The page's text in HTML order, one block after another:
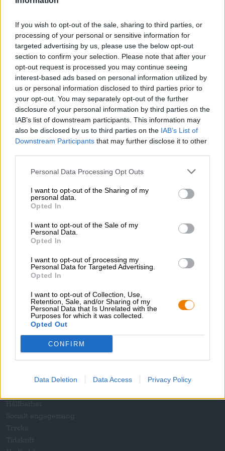
If you wish to opt-out of the sale, sharing to third parties, or
processing of your personal or sensitive information for
targeted advertising by us, please use the below opt-out
section to confirm your selection. Please note that after your
opt-out request is processed you may continue seeing
interest-based ads based on personal information utilized by
us or personal information disclosed to third parties prior to
your opt-out. You may separately opt-out of the further
disclosure of your personal information by third parties on the
IAB’s list of downstream participants. This information may
also be disclosed by us to third parties on the IAB’s List of
Downstream Participants that may further disclose it to other
Personal Data Processing Opt Outs
I want to opt-out of the Sharing of my
personal data.
Opted In
I want to opt-out of the Sale of my
Personal Data.
Opted In
I want to opt-out of processing my
Personal Data for Targeted Advertising.
Opted In
I want to opt-out of Collection, Use,
Retention, Sale, and/or Sharing of my
Personal Data that Is Unrelated with the
Purposes for which it was collected.
Opted Out
CONFIRM
Data Deletion Data Access Privacy Policy
märzen
Zipfer
1
Hoppa ombord!
Prenumerera på nyhetsbrev